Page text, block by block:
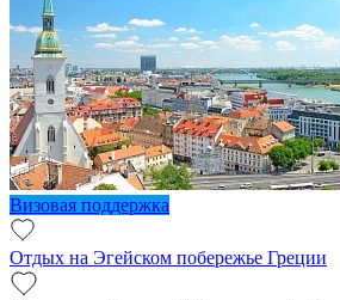
Визовая поддержка
Отдых на Эгейском побережье Греции